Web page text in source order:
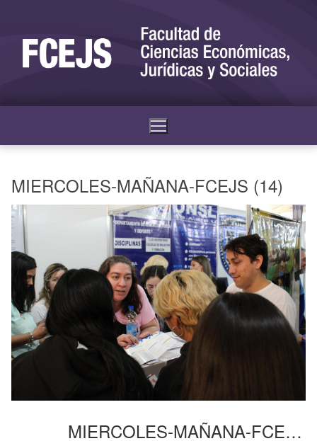
MIERCOLES-MAÑANA-FCEJS (14)
MIERCOLES-MAÑANA-FCEJS (14)